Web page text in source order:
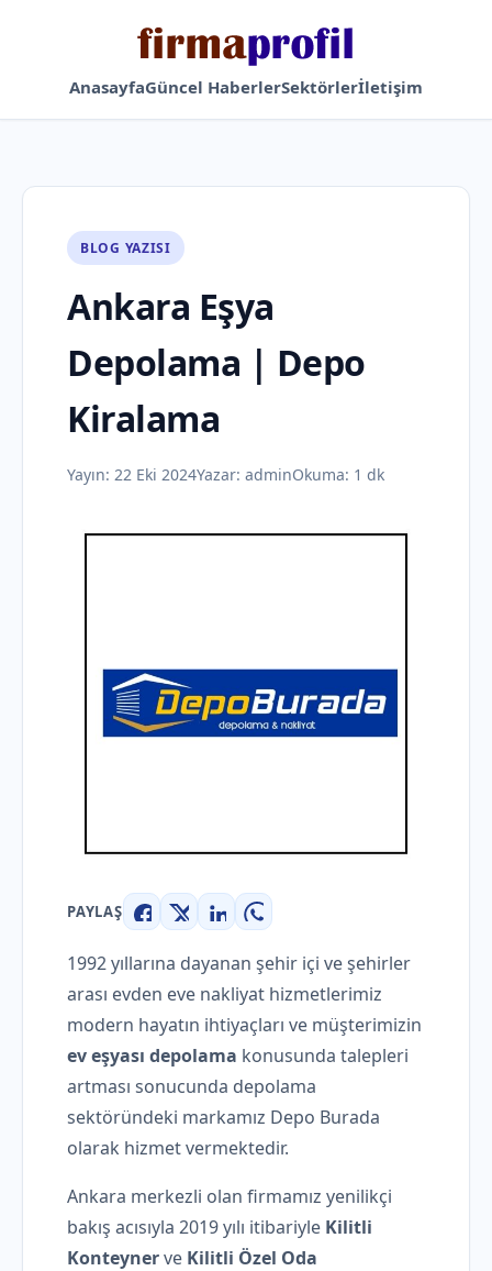
AnasayfaGüncel HaberlerSektörlerİletişim
BLOG YAZISI
Ankara Eşya
Depolama | Depo
Kiralama
Yayın: 22 Eki 2024Yazar: adminOkuma: 1 dk
PAYLAŞ
Facebook
X LinkedInWhatsApp
1992 yıllarına dayanan şehir içi ve şehirler
arası evden eve nakliyat hizmetlerimiz
modern hayatın ihtiyaçları ve müşterimizin
ev eşyası depolama konusunda talepleri
artması sonucunda depolama
sektöründeki markamız Depo Burada
olarak hizmet vermektedir.
Ankara merkezli olan firmamız yenilikçi
bakış acısıyla 2019 yılı itibariyle Kilitli
Konteynerve Kilitli Özel Oda